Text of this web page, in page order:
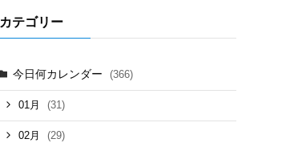
カテゴリー
今日何カレンダー (366)
01月 (31)
02月 (29)